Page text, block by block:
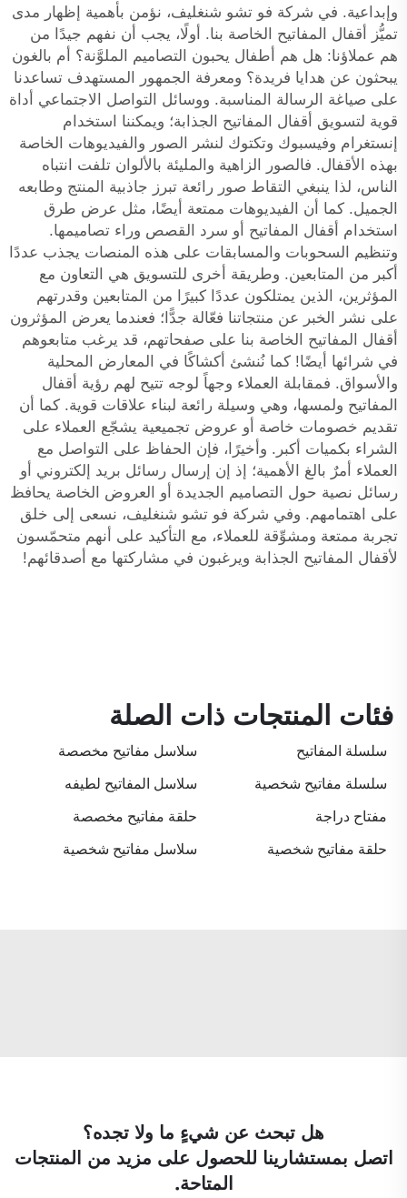
وإبداعية. في شركة فو تشو شنغليف، نؤمن بأهمية إظهار مدى
تميُّز أقفال المفاتيح الخاصة بنا. أولًا، يجب أن نفهم جيدًا من
هم عملاؤنا: هل هم أطفال يحبون التصاميم الملوَّنة؟ أم بالغون
يبحثون عن هدايا فريدة؟ ومعرفة الجمهور المستهدف تساعدنا
على صياغة الرسالة المناسبة. ووسائل التواصل الاجتماعي أداة
قوية لتسويق أقفال المفاتيح الجذابة؛ ويمكننا استخدام
إنستغرام وفيسبوك وتكتوك لنشر الصور والفيديوهات الخاصة
بهذه الأقفال. فالصور الزاهية والمليئة بالألوان تلفت انتباه
الناس، لذا ينبغي التقاط صور رائعة تبرز جاذبية المنتج وطابعه
الجميل. كما أن الفيديوهات ممتعة أيضًا، مثل عرض طرق
استخدام أقفال المفاتيح أو سرد القصص وراء تصاميمها.
وتنظيم السحوبات والمسابقات على هذه المنصات يجذب عددًا
أكبر من المتابعين. وطريقة أخرى للتسويق هي التعاون مع
المؤثرين، الذين يمتلكون عددًا كبيرًا من المتابعين وقدرتهم
على نشر الخبر عن منتجاتنا فعّالة جدًّا؛ فعندما يعرض المؤثرون
أقفال المفاتيح الخاصة بنا على صفحاتهم، قد يرغب متابعوهم
في شرائها أيضًا! كما نُنشئ أكشاكًا في المعارض المحلية
والأسواق. فمقابلة العملاء وجهاً لوجه تتيح لهم رؤية أقفال
المفاتيح ولمسها، وهي وسيلة رائعة لبناء علاقات قوية. كما أن
تقديم خصومات خاصة أو عروض تجميعية يشجّع العملاء على
الشراء بكميات أكبر. وأخيرًا، فإن الحفاظ على التواصل مع
العملاء أمرٌ بالغ الأهمية؛ إذ إن إرسال رسائل بريد إلكتروني أو
رسائل نصية حول التصاميم الجديدة أو العروض الخاصة يحافظ
على اهتمامهم. وفي شركة فو تشو شنغليف، نسعى إلى خلق
تجربة ممتعة ومشوِّقة للعملاء، مع التأكيد على أنهم متحمّسون
لأقفال المفاتيح الجذابة ويرغبون في مشاركتها مع أصدقائهم!
فئات المنتجات ذات الصلة
سلسلة المفاتيح سلاسل مفاتيح مخصصة
سلسلة مفاتيح شخصية سلاسل المفاتيح لطيفه
مفتاح دراجة حلقة مفاتيح مخصصة
حلقة مفاتيح شخصية سلاسل مفاتيح شخصية
هل تبحث عن شيءٍ ما ولا تجده؟
اتصل بمستشارينا للحصول على مزيد من المنتجات
المتاحة.